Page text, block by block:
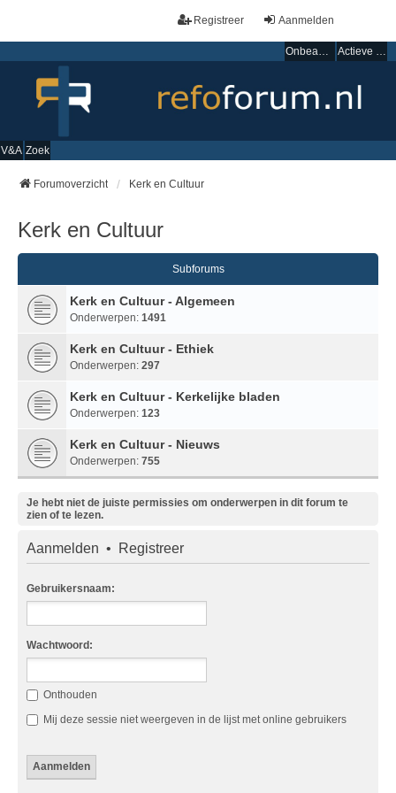
Aanmelden
Registreer
Onbeantwoorde onderwerpen Actieve onderwerpen
V&A Zoek
Forumoverzicht Kerk en Cultuur
Kerk en Cultuur
Subforums
Kerk en Cultuur - Algemeen
Onderwerpen: 1491
Kerk en Cultuur - Ethiek
Onderwerpen: 297
Kerk en Cultuur - Kerkelijke bladen
Onderwerpen: 123
Kerk en Cultuur - Nieuws
Onderwerpen: 755
Je hebt niet de juiste permissies om onderwerpen in dit forum te
zien of te lezen.
Aanmelden • Registreer
Gebruikersnaam:
Wachtwoord:
Onthouden
Mij deze sessie niet weergeven in de lijst met online gebruikers